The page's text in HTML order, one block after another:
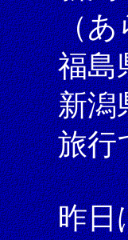
（あ
福島
新潟
旅行
昨日